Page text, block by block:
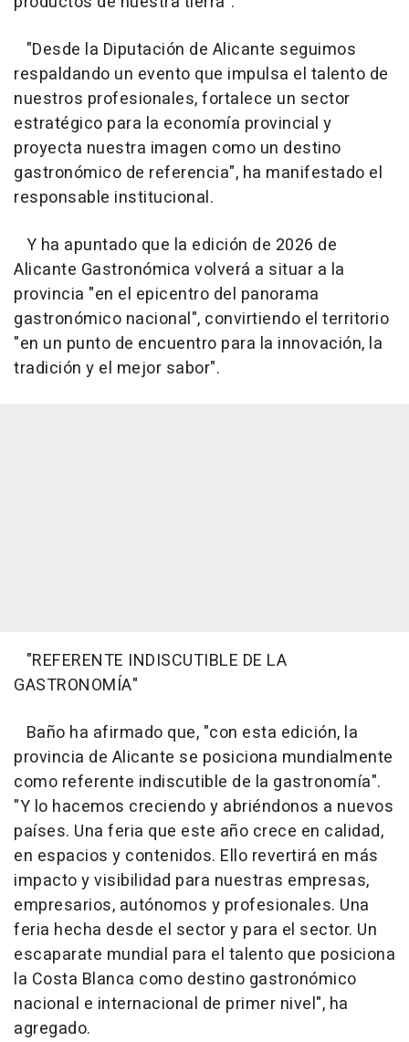
"Desde la Diputación de Alicante seguimos
respaldando un evento que impulsa el talento de
nuestros profesionales, fortalece un sector
estratégico para la economía provincial y
proyecta nuestra imagen como un destino
gastronómico de referencia", ha manifestado el
responsable institucional.
Y ha apuntado que la edición de 2026 de
Alicante Gastronómica volverá a situar a la
provincia "en el epicentro del panorama
gastronómico nacional", convirtiendo el territorio
"en un punto de encuentro para la innovación, la
tradición y el mejor sabor".
"REFERENTE INDISCUTIBLE DE LA
GASTRONOMÍA"
Baño ha afirmado que, "con esta edición, la
provincia de Alicante se posiciona mundialmente
como referente indiscutible de la gastronomía".
"Y lo hacemos creciendo y abriéndonos a nuevos
países. Una feria que este año crece en calidad,
en espacios y contenidos. Ello revertirá en más
impacto y visibilidad para nuestras empresas,
empresarios, autónomos y profesionales. Una
feria hecha desde el sector y para el sector. Un
escaparate mundial para el talento que posiciona
la Costa Blanca como destino gastronómico
nacional e internacional de primer nivel", ha
agregado.